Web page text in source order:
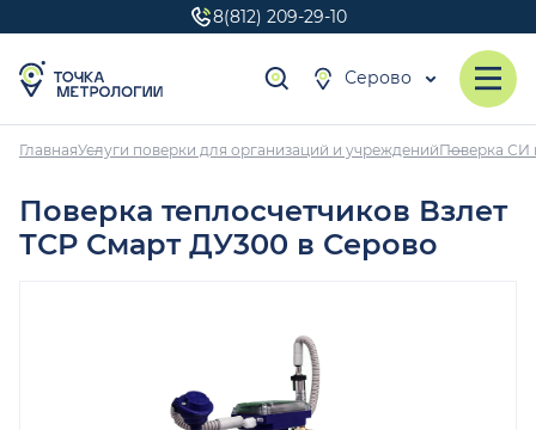
8(812) 209-29-10
Серово
ГлавнаяУслуги поверки для организаций и учрежденийПоверка СИ
Поверка теплосчетчиков Взлет
ТСР Смарт ДУ300 в Серово